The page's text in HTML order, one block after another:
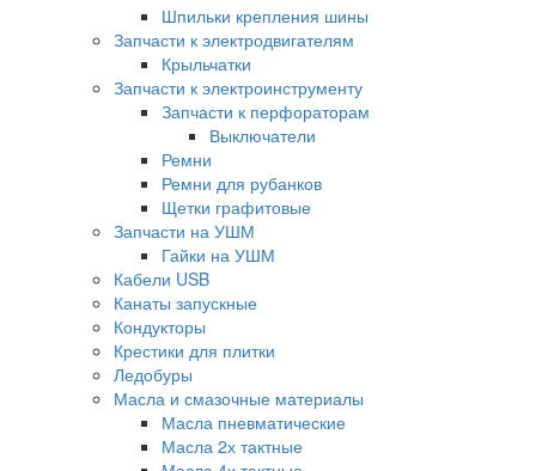
Шпильки крепления шины
Запчасти к электродвигателям
Крыльчатки
Запчасти к электроинструменту
Запчасти к перфораторам
Выключатели
Ремни
Ремни для рубанков
Щетки графитовые
Запчасти на УШМ
Гайки на УШМ
Кабели USB
Канаты запускные
Кондукторы
Крестики для плитки
Ледобуры
Масла и смазочные материалы
Масла пневматические
Масла 2х тактные